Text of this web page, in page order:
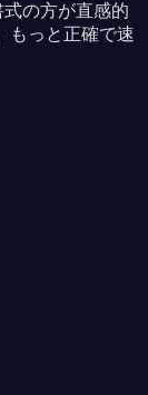
の方が直感的
もっと正確で速